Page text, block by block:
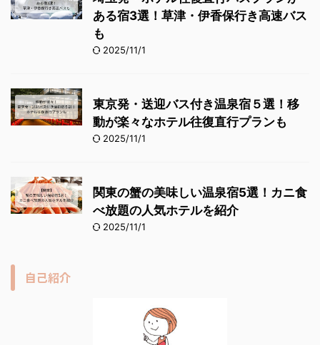
ある宿3選！草津・伊香保行き高速バス
も
2025/11/1
東京発・送迎バス付き温泉宿５選！移
動が楽々なホテル往復直行プランも
2025/11/1
関東の蟹の美味しい温泉宿5選！カニ食
べ放題の人気ホテルを紹介
2025/11/1
自己紹介